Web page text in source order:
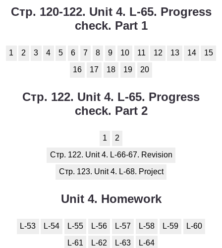
Стр. 120-122. Unit 4. L-65. Progress
check. Part 1
1 2 3 4 5 6 7 8 9 10 11 12 13 14
15
16
17 18 19 20
Стр. 122. Unit 4. L-65. Progress
check. Part 2
1
2
Стр. 122. Unit 4. L-66-67. Revision
Стр. 123. Unit 4. L-68. Project
Unit 4. Homework
L-53 L-54 L-55 L-56 L-57 L-58 L-59
L-60
L-61
L-62 L-63 L-64